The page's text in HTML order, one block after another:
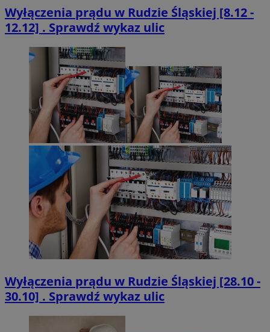
Wyłączenia prądu w Rudzie Śląskiej [8.12 -
12.12] . Sprawdź wykaz ulic
Wyłączenia prądu w Rudzie Śląskiej [28.10 -
30.10] . Sprawdź wykaz ulic